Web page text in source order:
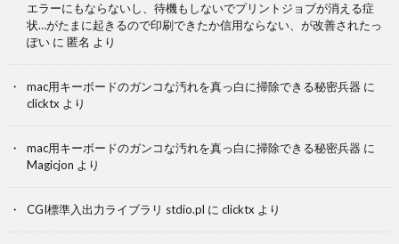
エラーにもならないし、待機もしないでプリントジョブが消える症
状…がたまに起きるので印刷できたか信用ならない、が改善されたっ
ぽい に 匿名 より
mac用キーボードのガンコな汚れを真っ白に掃除できる秘密兵器 に
clicktx より
mac用キーボードのガンコな汚れを真っ白に掃除できる秘密兵器 に
Magicjon より
CGI標準入出力ライブラリ stdio.pl に clicktx より